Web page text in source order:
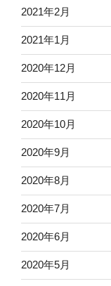
2021年2月
2021年1月
2020年12月
2020年11月
2020年10月
2020年9月
2020年8月
2020年7月
2020年6月
2020年5月